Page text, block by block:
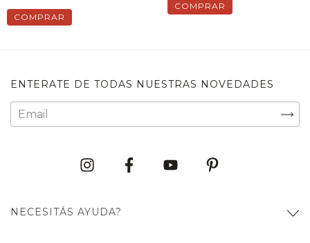
COMPRAR
COMPRAR
ENTERATE DE TODAS NUESTRAS NOVEDADES
NECESITÁS AYUDA?